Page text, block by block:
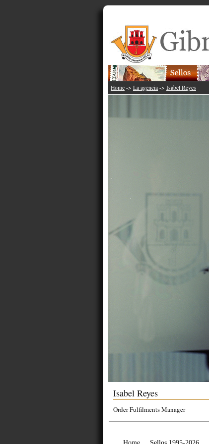
Home -> La agencia -> Isabel Reyes
Isabel Reyes
Order Fulfilments Manager